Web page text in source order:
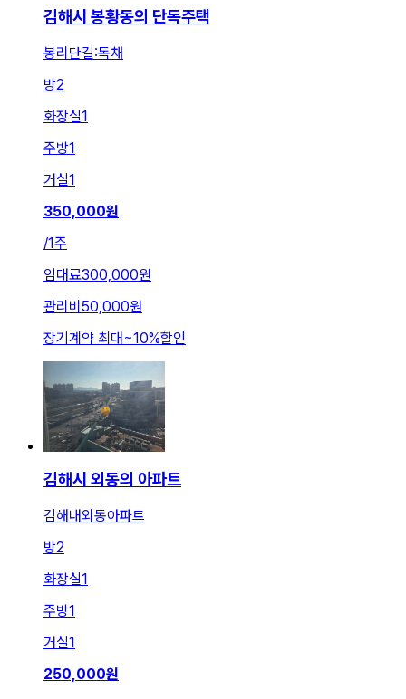
김해시 봉황동의 단독주택
봉리단길:독채
방2
화장실1
주방1
거실1
350,000원
/1주
임대료300,000원
관리비 50,000원
장기계약 최대 ~10%할인
김해시 외동의 아파트
김해내외동아파트
방2
화장실1
주방1
거실1
250,000원